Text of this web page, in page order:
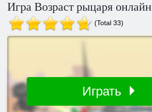
Игра Возраст рыцаря онлайн
(Total 33)
Играть